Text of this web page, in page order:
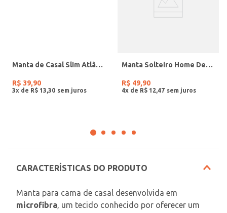
Manta de Casal Slim Atlântica SORTIDO
R$ 39,90
3x de R$ 13 30
Manta Solteiro Home Design Corttex SORTIDO
R$ 49,90
4x de R$ 12 47
CARACTERÍSTICAS DO PRODUTO
microfibra , um tecido conhecido por oferecer um